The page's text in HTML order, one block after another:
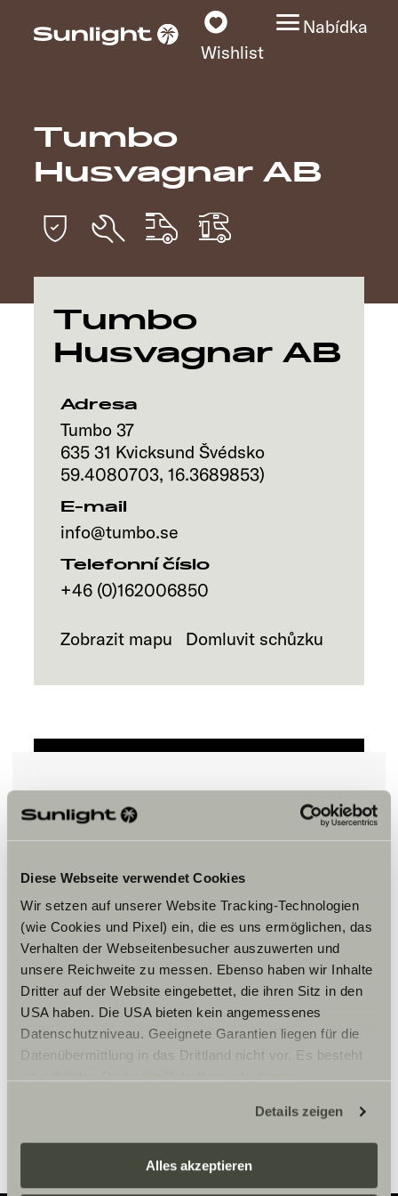
Diese Webseite verwendet Cookies
Wir setzen auf unserer Website Tracking-Technologien
(wie Cookies und Pixel) ein, die es uns ermöglichen, das
Verhalten der Webseitenbesucher auszuwerten und
unsere Reichweite zu messen. Ebenso haben wir Inhalte
Dritter auf der Website eingebettet, die ihren Sitz in den
USA haben. Die USA bieten kein angemessenes
Datenschutzniveau. Geeignete Garantien liegen für die
Datenübermittlung in das Drittland nicht vor. Es besteht
zustehen. Eingesetzte Dienstleister können Daten für
eigene Zwecke verarbeiten und mit anderen Daten
zusammenführen. Weitere Informationen finden Sie hier:
Datenschutzerklärung
Details zeigen
Alles akzeptieren
Wishlist
Nabídka
Modely
Vyhledávač prodejců
Servis
Tumbo
Husvagnar AB
Tumbo
Husvagnar AB
Adresa
Tumbo 37
635 31 Kvicksund Švédsko
59.4080703, 16.3689853)
E-mail
info@tumbo.se
Telefonní číslo
+46 (0)162006850
Zobrazit mapu Domluvit schůzku
Chcete-li zobrazit obsah, přijměte
marketingové soubory cookie.
Nastavení souborů cookie